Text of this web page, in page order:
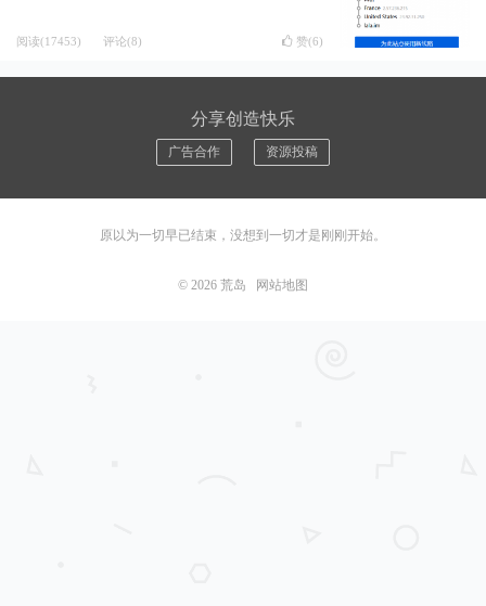
阅读(17453) 评论(8) 赞(6)
分享创造快乐
广告合作 资源投稿
原以为一切早已结束，没想到一切才是刚刚开始。
© 2026 荒岛 网站地图